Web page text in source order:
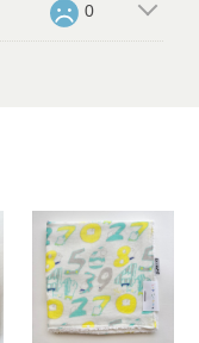
0